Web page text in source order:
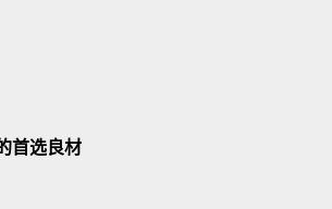
首选良材